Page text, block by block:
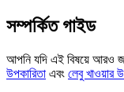
সম্পর্কিত গাইড
আপনি যদি এই বিষয়ে আরও
উপকারিতা এবং লেবু খাওয়ার